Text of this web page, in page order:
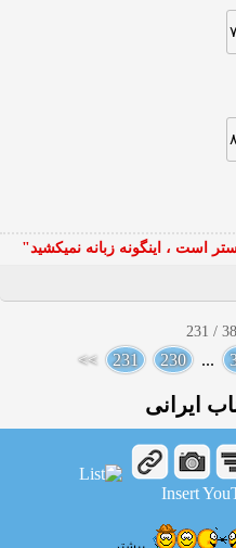
است ، اينگونه زبانه نميكشيد"
...
230
231
>>
ایرانی